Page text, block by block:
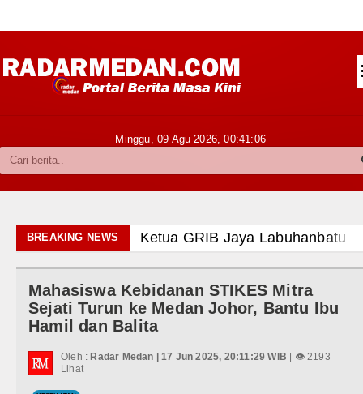
Kabupaten Karo
Politik
Hiburan
Olahraga
Minggu, 09 Agu 2026,00:41:07
BREAKING NEWS
Ketua GRIB Jaya Labuhanbatu Gelar
Gubernur Bobby Nasution Minta Kepala
Rico Waas : Kemerdekaan Harus Dirasakan
Liverpool vs Monaco Laga Persahabatan di
Mahasiswa Kebidanan STIKES Mitra
Sejati Turun ke Medan Johor, Bantu Ibu
Hamil dan Balita
Oleh : Radar Medan | 17 Jun 2025, 20:11:29 WIB | 👁 2193
Lihat